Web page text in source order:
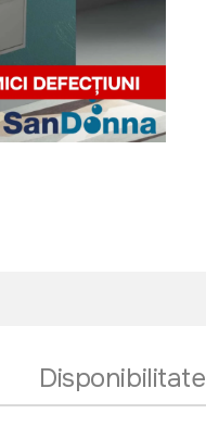
Disponibilitate